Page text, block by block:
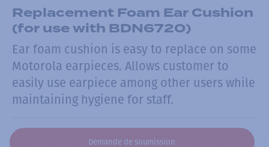
Replacement Foam Ear Cushion
(for use with BDN6720)
Ear foam cushion is easy to replace on some
Motorola earpieces. Allows customer to
easily use earpiece among other users while
maintaining hygiene for staff.
Demande de soumission